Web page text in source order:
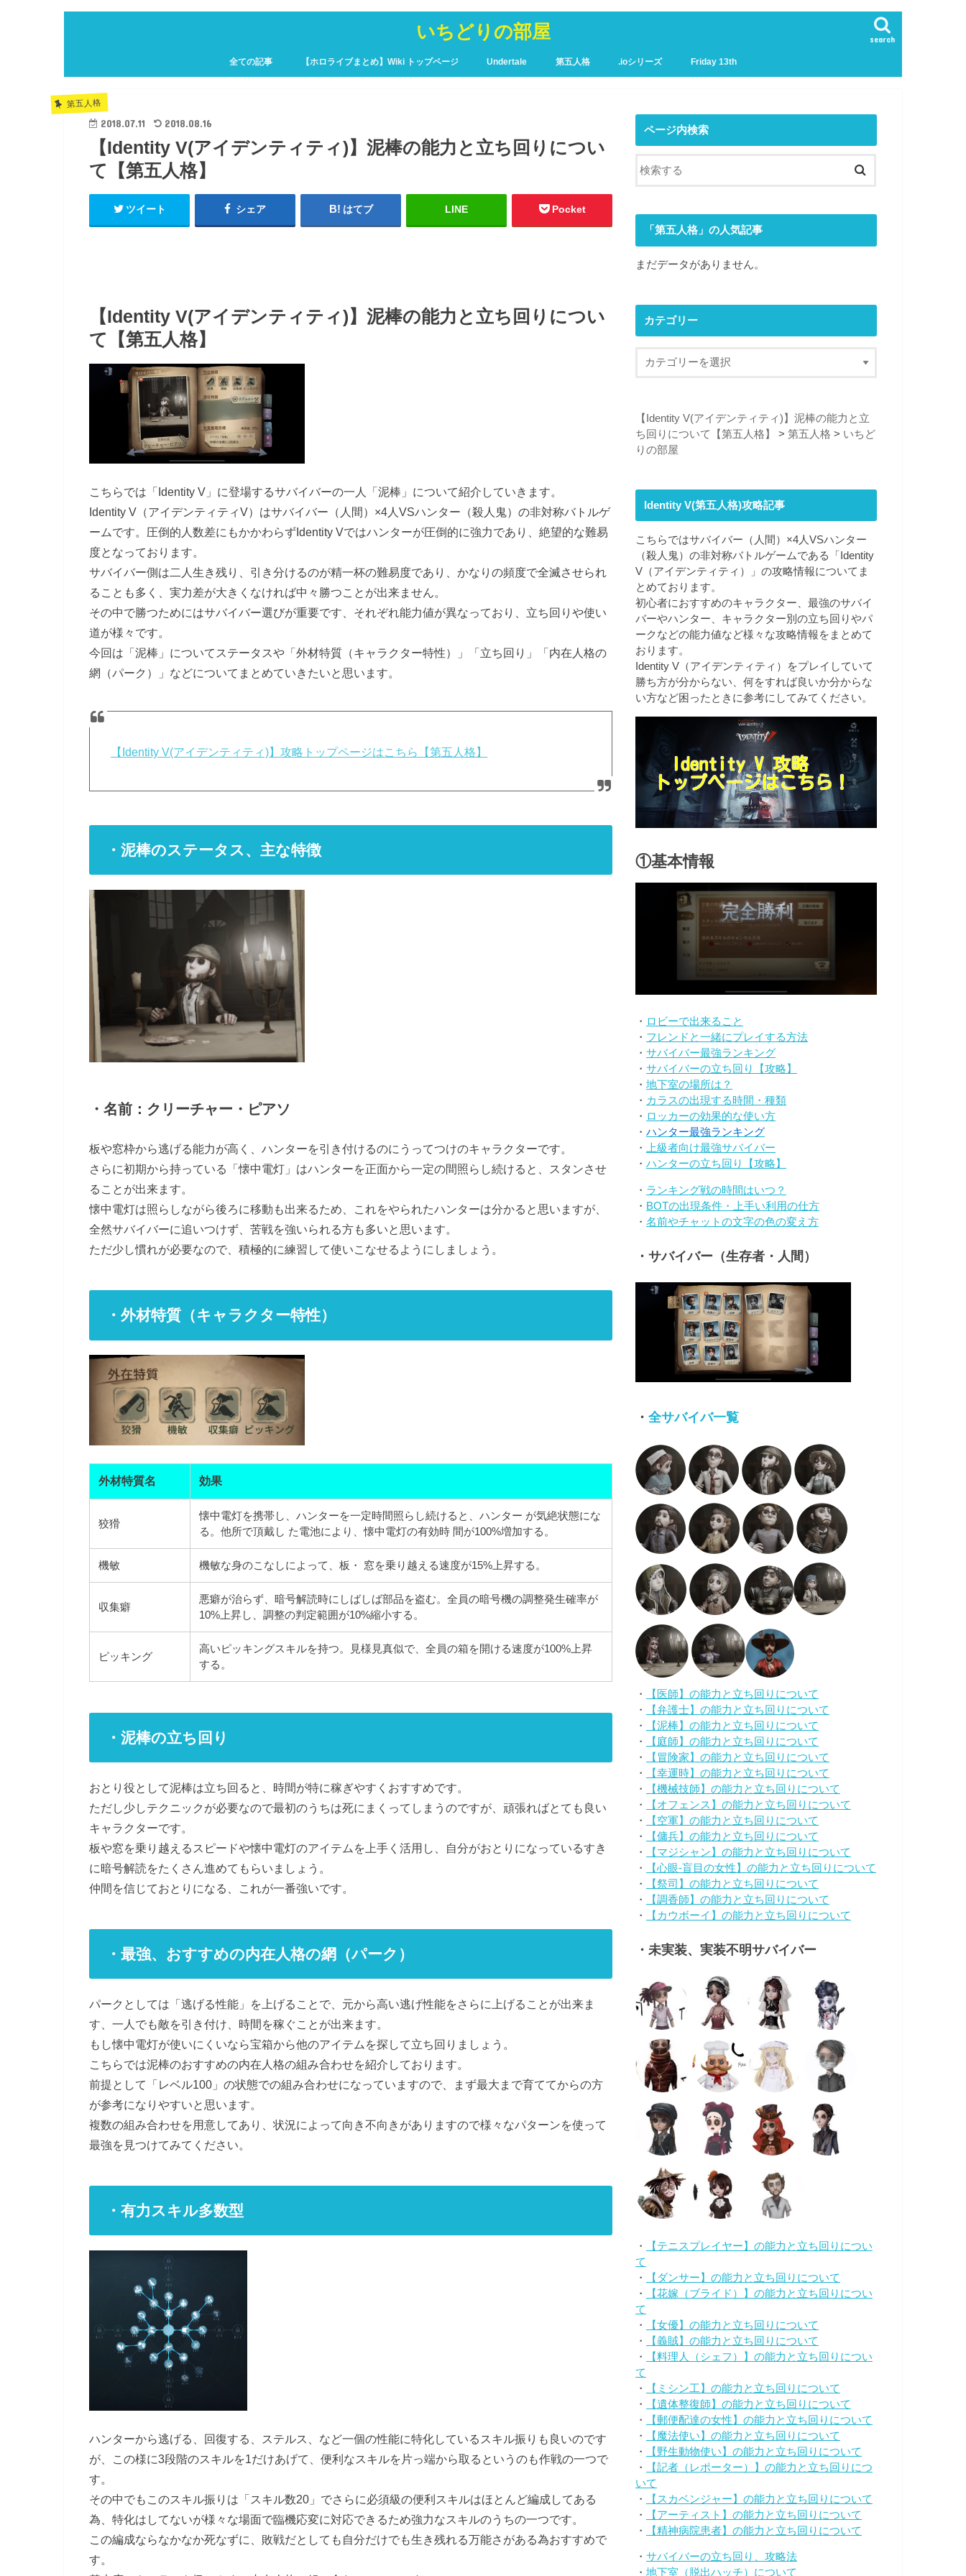
いちどりの部屋 search
全ての記事 【ホロライブまとめ】Wiki トップページ Undertale 第五人格 .ioシリーズ Friday 13th
第五人格
2018.07.11 2018.08.16
【Identity V(アイデンティティ)】泥棒の能力と立ち回りについ
て【第五人格】
ツイート シェア はてブ LINE Pocket
【Identity V(アイデンティティ)】泥棒の能力と立ち回りについ
て【第五人格】
こちらでは「Identity V」に登場するサバイバーの一人「泥棒」について紹介していきます。
Identity V（アイデンティティV）はサバイバー（人間）×4人VSハンター（殺人鬼）の非対称バトルゲ
ームです。圧倒的人数差にもかかわらずIdentity Vではハンターが圧倒的に強力であり、絶望的な難易
度となっております。
サバイバー側は二人生き残り、引き分けるのが精一杯の難易度であり、かなりの頻度で全滅させられ
ることも多く、実力差が大きくなければ中々勝つことが出来ません。
その中で勝つためにはサバイバー選びが重要です、それぞれ能力値が異なっており、立ち回りや使い
道が様々です。
今回は「泥棒」についてステータスや「外材特質（キャラクター特性）」「立ち回り」「内在人格の
網（パーク）」などについてまとめていきたいと思います。
【Identity V(アイデンティティ)】攻略トップページはこちら【第五人格】
・泥棒のステータス、主な特徴
・名前：クリーチャー・ピアソ
板や窓枠から逃げる能力が高く、ハンターを引き付けるのにうってつけのキャラクターです。
さらに初期から持っている「懐中電灯」はハンターを正面から一定の間照らし続けると、スタンさせ
ることが出来ます。
懐中電灯は照らしながら後ろに移動も出来るため、これをやられたハンターは分かると思いますが、
全然サバイバーに追いつけず、苦戦を強いられる方も多いと思います。
ただ少し慣れが必要なので、積極的に練習して使いこなせるようにしましょう。
・外材特質（キャラクター特性）
外材特質名 効果
狡猾
懐中電灯を携帯し、ハンターを一定時間照らし続けると、ハンター が気絶状態にな
る。他所で頂戴し た電池により、懐中電灯の有効時 間が100%増加する。
機敏 機敏な身のこなしによって、板・ 窓を乗り越える速度が15%上昇する。
収集癖
悪癖が治らず、暗号解読時にしばしば部品を盗む。全員の暗号機の調整発生確率が
10%上昇し、調整の判定範囲が10%縮小する。
ピッキング
高いピッキングスキルを持つ。見様見真似で、全員の箱を開ける速度が100%上昇
する。
・泥棒の立ち回り
おとり役として泥棒は立ち回ると、時間が特に稼ぎやすくおすすめです。
ただし少しテクニックが必要なので最初のうちは死にまくってしまうのですが、頑張ればとても良い
キャラクターです。
板や窓を乗り越えるスピードや懐中電灯のアイテムを上手く活用し、自分がおとりになっているすき
に暗号解読をたくさん進めてもらいましょう。
仲間を信じておとりになる、これが一番強いです。
・最強、おすすめの内在人格の網（パーク）
パークとしては「逃げる性能」を上げることで、元から高い逃げ性能をさらに上げることが出来ま
す、一人でも敵を引き付け、時間を稼ぐことが出来ます。
もし懐中電灯が使いにくいなら宝箱から他のアイテムを探して立ち回りましょう。
こちらでは泥棒のおすすめの内在人格の組み合わせを紹介しております。
前提として「レベル100」の状態での組み合わせになっていますので、まず最大まで育ててからの方
が参考になりやすいと思います。
複数の組み合わせを用意してあり、状況によって向き不向きがありますので様々なパターンを使って
最強を見つけてみてください。
・有力スキル多数型
ハンターから逃げる、回復する、ステルス、など一個の性能に特化しているスキル振りも良いのです
が、この様に3段階のスキルを1だけあげて、便利なスキルを片っ端から取るというのも作戦の一つで
す。
その中でもこのスキル振りは「スキル数20」でさらに必須級の便利スキルはほとんど編成してある
為、特化はしてないが様々な場面で臨機応変に対応できるため強力なスキルのうちの一つです。
この編成ならなかなか死なずに、敗戦だとしても自分だけでも生き残れる万能さがある為おすすめで
す。
ページ内検索
「第五人格」の人気記事
まだデータがありません。
カテゴリー
【Identity V(アイデンティティ)】泥棒の能力と立
ち回りについて【第五人格】
> 第五人格 > いちど
りの部屋
Identity V(第五人格)攻略記事
こちらではサバイバー（人間）×4人VSハンター
（殺人鬼）の非対称バトルゲームである「Identity
V（アイデンティティ）」の攻略情報についてま
とめております。
初心者におすすめのキャラクター、最強のサバイ
バーやハンター、キャラクター別の立ち回りやパ
ークなどの能力値など様々な攻略情報をまとめて
おります。
Identity V（アイデンティティ）をプレイしていて
勝ち方が分からない、何をすれば良いか分からな
い方など困ったときに参考にしてみてください。
①基本情報
・ ロビーで出来ること
・ フレンドと一緒にプレイする方法
・ サバイバー最強ランキング
・ サバイバーの立ち回り【攻略】
・ 地下室の場所は？
・ カラスの出現する時間・種類
・ ロッカーの効果的な使い方
・ ハンター最強ランキング
・ 上級者向け最強サバイバー
・ ハンターの立ち回り【攻略】
・ ランキング戦の時間はいつ？
・ BOTの出現条件・上手い利用の仕方
・ 名前やチャットの文字の色の変え方
・サバイバー（生存者・人間）
・ 全サバイバ一覧
・
【医師】の能力と立ち回りについて
・
【弁護士】の能力と立ち回りについて
・
【泥棒】の能力と立ち回りについて
・
【庭師】の能力と立ち回りについて
・
【冒険家】の能力と立ち回りについて
・
【幸運時】の能力と立ち回りについて
・
【機械技師】の能力と立ち回りについて
・
【オフェンス】の能力と立ち回りについて
・
【空軍】の能力と立ち回りについて
・
【傭兵】の能力と立ち回りについて
・
【マジシャン】の能力と立ち回りについて
・
【心眼-盲目の女性】の能力と立ち回りについて
・
【祭司】の能力と立ち回りについて
・
【調香師】の能力と立ち回りについて
・
【カウボーイ】の能力と立ち回りについて
・未実装、実装不明サバイバー
・
【テニスプレイヤー】の能力と立ち回りについ
て
・
【ダンサー】の能力と立ち回りについて
・
【花嫁（ブライド）】の能力と立ち回りについ
て
・
【女優】の能力と立ち回りについて
・
【義賊】の能力と立ち回りについて
・
【料理人（シェフ）】の能力と立ち回りについ
て
・
【ミシン工】の能力と立ち回りについて
・
【遺体整復師】の能力と立ち回りについて
・
【郵便配達の女性】の能力と立ち回りについて
・
【魔法使い】の能力と立ち回りについて
・
【野生動物使い】の能力と立ち回りについて
・
【記者（レポーター）】の能力と立ち回りにつ
いて
・
【スカベンジャー】の能力と立ち回りについて
・
【アーティスト】の能力と立ち回りについて
・
【精神病院患者】の能力と立ち回りについて
・ サバイバーの立ち回り、攻略法
・ 地下室（脱出ハッチ）について